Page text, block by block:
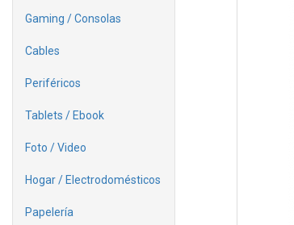
Gaming / Consolas
Cables
Periféricos
Tablets / Ebook
Foto / Video
Hogar / Electrodomésticos
Papelería